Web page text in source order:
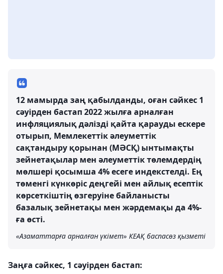
12 мамырда заң қабылданды, оған сәйкес 1
сәуірден бастап 2022 жылға арналған
инфляциялық дәлізді қайта қарауды ескере
отырып, Мемлекеттік әлеуметтік
сақтандыру қорынан (МӘСҚ) ынтымақты
зейнетақылар мен әлеуметтік төлемдердің
мөлшері қосымша 4% есеге индекстелді. Ең
төменгі күнкөріс деңгейі мен айлық есептік
көрсеткіштің өзгеруіне байланысты
базалық зейнетақы мен жәрдемақы да 4%-
ға өсті.
«Азаматтарға арналған үкімет» КЕАҚ баспасөз қызметі
Заңға сәйкес, 1 сәуірден бастап: